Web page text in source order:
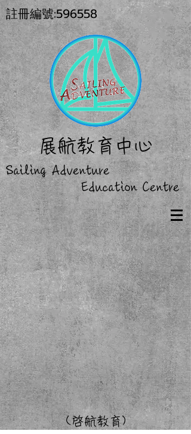
註冊編號:596558
展航教育中心
Sailing Adventure
Education Centre
(啓航教育)